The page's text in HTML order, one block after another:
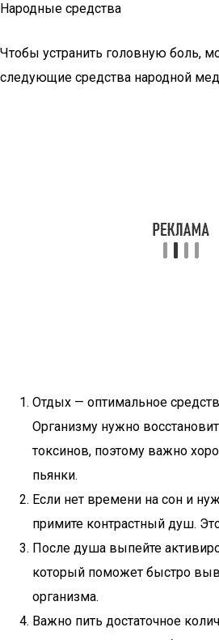
Народные средства
Чтобы устранить головную боль,
следующие средства народной
Отдых — оптимальное
Организму нужно
токсинов, поэтому важно
пьянки.
Если нет времени на сон и
примите контрастный душ.
После душа выпейте
который поможет быстро
организма.
Важно пить достаточное